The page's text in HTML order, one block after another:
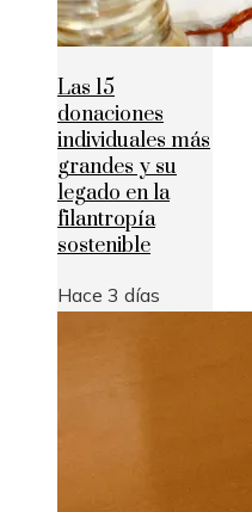
Las 15
donaciones
individuales más
grandes y su
legado en la
filantropía
sostenible
Hace 3 días